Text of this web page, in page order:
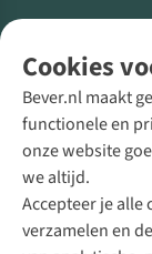
Cookies
Bever.nl maakt
functionele en
onze website
we altijd.
Accepteer je alle
verzamelen en
Direct advies
+31 (0)85
+31 6 12 28